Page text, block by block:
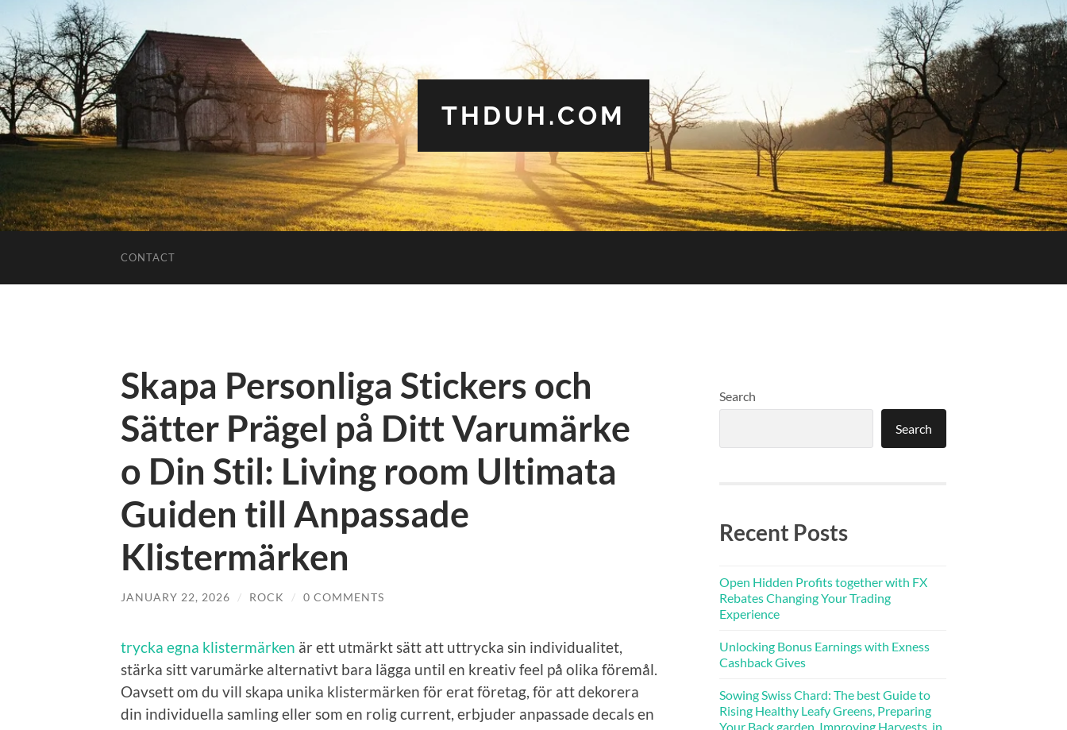
THDUH.COM
CONTACT
Skapa Personliga Stickers och
Sätter Prägel på Ditt Varumärke
o Din Stil: Living room Ultimata
Guiden till Anpassade
Klistermärken
JANUARY 22, 2026 / ROCK / 0 COMMENTS
trycka egna klistermärken är ett utmärkt sätt att uttrycka sin individualitet,
stärka sitt varumärke alternativt bara lägga until en kreativ feel på olika föremål.
Oavsett om du vill skapa unika klistermärken för erat företag, för att dekorera
din individuella samling eller som en rolig current, erbjuder anpassade decals en
Search
Search
Recent Posts
Open Hidden Profits together with FX
Rebates Changing Your Trading
Experience
Unlocking Bonus Earnings with Exness
Cashback Gives
Sowing Swiss Chard: The best Guide to
Rising Healthy Leafy Greens, Preparing
Your Back garden, Improving Harvests, in